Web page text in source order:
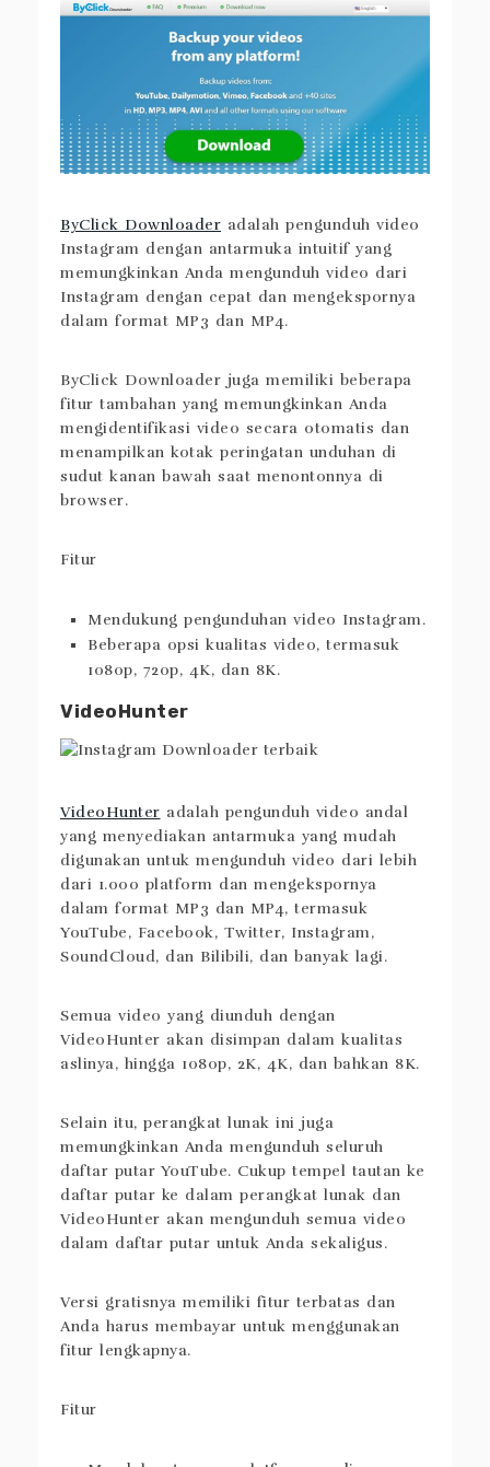
ByClick Downloader adalah pengunduh video
Instagram dengan antarmuka intuitif yang
memungkinkan Anda mengunduh video dari
Instagram dengan cepat dan mengekspornya
dalam format MP3 dan MP4.
ByClick Downloader juga memiliki beberapa
fitur tambahan yang memungkinkan Anda
mengidentifikasi video secara otomatis dan
menampilkan kotak peringatan unduhan di
sudut kanan bawah saat menontonnya di
browser.
Fitur
Mendukung pengunduhan video Instagram.
Beberapa opsi kualitas video, termasuk
1080p, 720p, 4K, dan 8K.
VideoHunter
VideoHunter adalah pengunduh video andal
yang menyediakan antarmuka yang mudah
digunakan untuk mengunduh video dari lebih
dari 1.000 platform dan mengekspornya
dalam format MP3 dan MP4, termasuk
YouTube, Facebook, Twitter, Instagram,
SoundCloud, dan Bilibili, dan banyak lagi.
Semua video yang diunduh dengan
VideoHunter akan disimpan dalam kualitas
aslinya, hingga 1080p, 2K, 4K, dan bahkan 8K.
Selain itu, perangkat lunak ini juga
memungkinkan Anda mengunduh seluruh
daftar putar YouTube. Cukup tempel tautan ke
daftar putar ke dalam perangkat lunak dan
VideoHunter akan mengunduh semua video
dalam daftar putar untuk Anda sekaligus.
Versi gratisnya memiliki fitur terbatas dan
Anda harus membayar untuk menggunakan
fitur lengkapnya.
Fitur